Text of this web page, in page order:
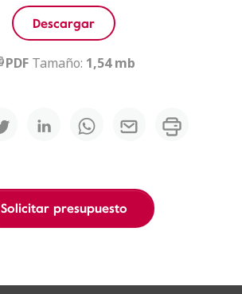
Descargar
PDF Tamaño: 1,54 mb
Solicitar presupuesto